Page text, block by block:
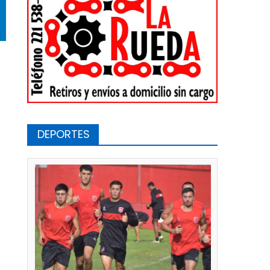
DEPORTES